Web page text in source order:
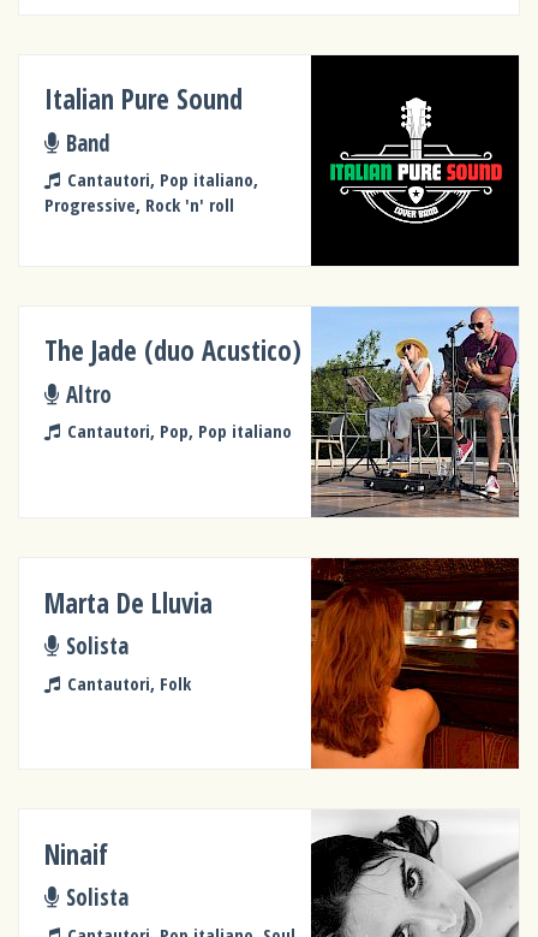
Italian Pure Sound
Band
Cantautori, Pop italiano,
Progressive, Rock 'n' roll
The Jade (duo Acustico)
Altro
Cantautori, Pop, Pop italiano
Marta De Lluvia
Solista
Cantautori, Folk
Ninaif
Solista